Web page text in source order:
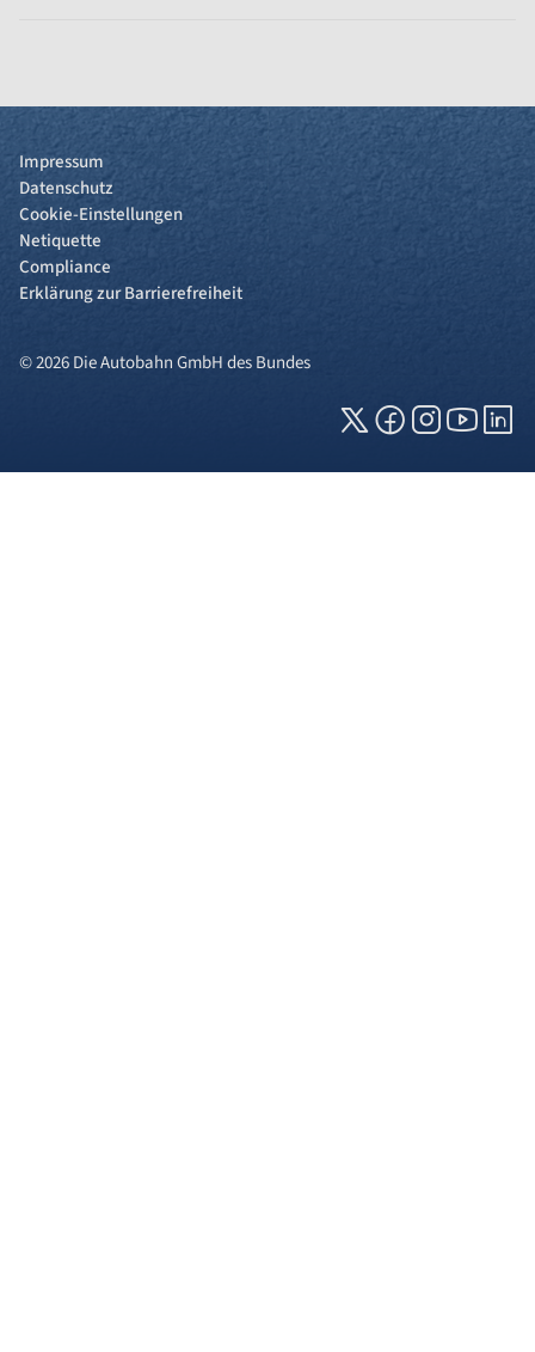
Impressum
Datenschutz
Cookie-Einstellungen
Netiquette
Compliance
Erklärung zur Barrierefreiheit
© 2026 Die Autobahn GmbH des Bundes